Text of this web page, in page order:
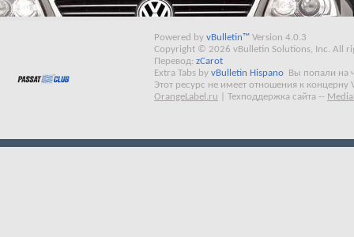
Powered by vBulletin™ Version 4.0.3
Copyright © 2026 vBulletin Solutions, Inc. All
Перевод: zCarot
Extra Tabs by vBulletin Hispano
Вы попали на
Этот ресурс не имеет отношения к концерну
OrangeLabel.ru
Техподдержка сайта --